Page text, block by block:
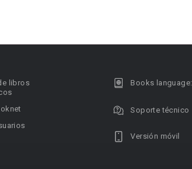
libros
Books language:
Soporte técnico
Versión móvil